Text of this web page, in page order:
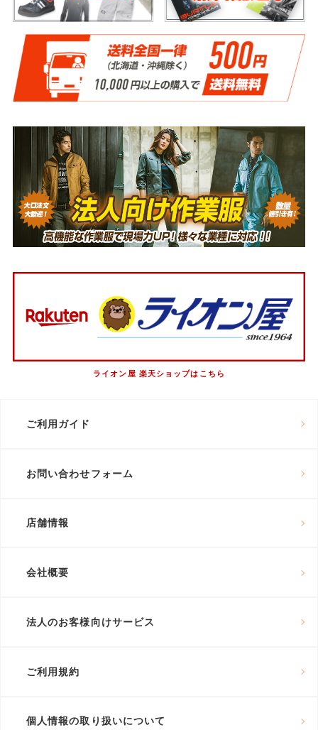
ライオン屋 楽天ショップはこちら
ご利用ガイド
お問い合わせフォーム
店舗情報
会社概要
法人のお客様向けサービス
ご利用規約
個人情報の取り扱いについて